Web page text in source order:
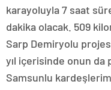
karayoluyla 7 saat
dakika olacak. 509
Sarp Demiryolu
yıl içerisinde onun da
Samsunlu